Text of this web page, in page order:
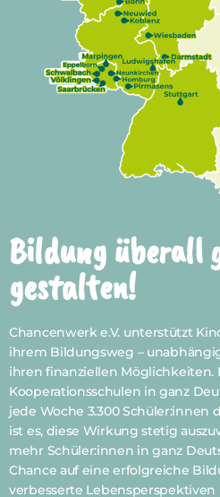
Bildung überall
gestalten!
Chancenwerk e.V. unterstützt
ihrem Bildungsweg –
ihren finanziellen Möglichkeiten.
Kooperationsschulen in ganz
jede Woche 3.300 Schüler:innen
ist es, diese Wirkung stetig
mehr Schüler:innen in ganz
Chance auf eine erfolgreiche
verbesserte